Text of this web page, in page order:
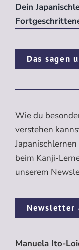
Dein
Das sagen
Wie du
verstehen
beim Kanji-
unserem
Newsletter
Manuela Ito-